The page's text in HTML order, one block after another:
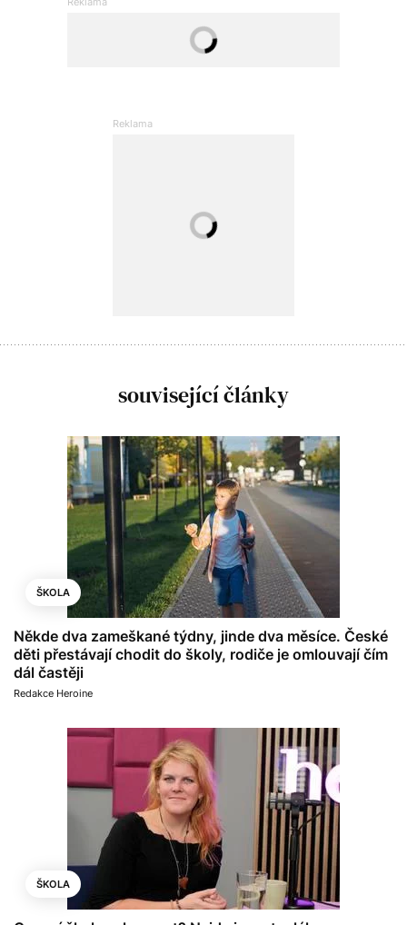
související články
ŠKOLA
Někde dva zameškané týdny, jinde dva měsíce. České
děti přestávají chodit do školy, rodiče je omlouvají čím
dál častěji
Redakce Heroine
ŠKOLA